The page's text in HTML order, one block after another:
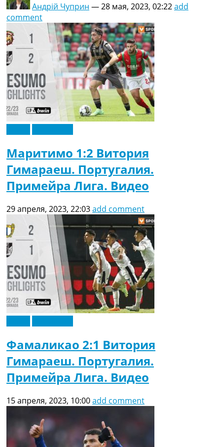
Андрій Чуприн —28 мая, 2023, 02:22add
comment
Маритимо 1:2 Витория
Гимараеш. Португалия.
Примейра Лига. Видео
29 апреля, 2023, 22:03add comment
Фамаликао 2:1 Витория
Гимараеш. Португалия.
Примейра Лига. Видео
15 апреля, 2023, 10:00add comment